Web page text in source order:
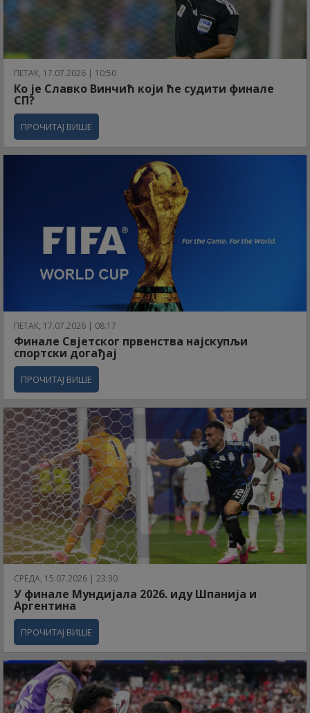
ПЕТАК, 17.07.2026 | 10:50
Ко је Славко Винчић који ће судити финале
СП?
ПРОЧИТАЈ ВИШЕ
ПЕТАК, 17.07.2026 | 08:17
Финале Свјетског првенства најскупљи
спортски догађај
ПРОЧИТАЈ ВИШЕ
СРЕДА, 15.07.2026 | 23:30
У финале Мундијала 2026. иду Шпанија и
Аргентина
ПРОЧИТАЈ ВИШЕ